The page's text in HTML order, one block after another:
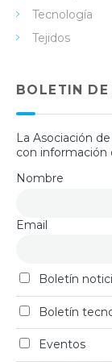
Tecnología
Tejidos
BOLETIN
La Asociación
con información
Nombre
Email
Boletín
Boletín
Eventos